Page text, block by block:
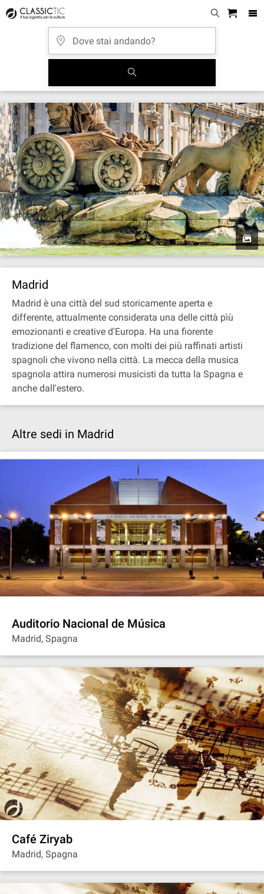
Madrid
Madrid è una città del sud storicamente aperta e
differente, attualmente considerata una delle città pìù
emozionanti e creative d'Europa. Ha una fiorente
tradizione del flamenco, con molti dei più raffinati artisti
spagnoli che vivono nella città. La mecca della musica
spagnola attira numerosi musicisti da tutta la Spagna e
anche dall'estero.
Altre sedi in Madrid
Auditorio Nacional de Música
Madrid, Spagna
Café Ziryab
Madrid, Spagna